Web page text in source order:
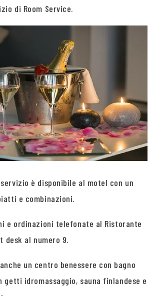
di Room Service.
è disponibile al motel con un
e combinazioni.
e ordinazioni telefonate al Ristorante
desk al numero 9.
un centro benessere con bagno
getti idromassaggio, sauna finlandese e